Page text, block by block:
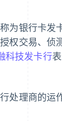
为银行卡发
权交易、
科技发卡行
处理商的运